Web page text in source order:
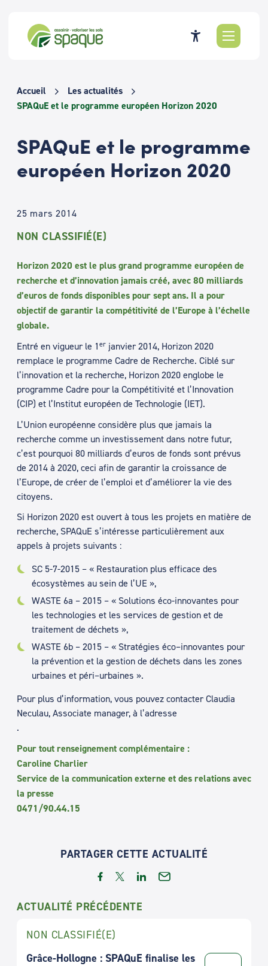
contenu
Accueil
Les actualités
SPAQuE et le programme européen Horizon 2020
SPAQuE et le programme
européen Horizon 2020
25 mars 2014
NON CLASSIFIÉ(E)
Horizon 2020 est le plus grand programme européen de
recherche et d’innovation jamais créé, avec 80 milliards
d’euros de fonds disponibles pour sept ans. Il a pour
objectif de garantir la compétitivité de l’Europe à l’échelle
globale.
Entré en vigueur le 1 er janvier 2014, Horizon 2020
remplace le programme Cadre de Recherche. Ciblé sur
l’innovation et la recherche, Horizon 2020 englobe le
programme Cadre pour la Compétitivité et l’Innovation
(CIP) et l’Institut européen de Technologie (IET).
L’Union européenne considère plus que jamais la
recherche comme un investissement dans notre futur,
c’est pourquoi 80 milliards d’euros de fonds sont prévus
de 2014 à 2020, ceci afin de garantir la croissance de
l’Europe, de créer de l’emploi et d’améliorer la vie des
citoyens.
Si Horizon 2020 est ouvert à tous les projets en matière de
recherche, SPAQuE s’intéresse particulièrement aux
appels à projets suivants :
SC 5-7-2015 – « Restauration plus efficace des
écosystèmes au sein de l’UE »,
WASTE 6a – 2015 – « Solutions éco-innovantes pour
les technologies et les services de gestion et de
traitement de déchets »,
WASTE 6b – 2015 – « Stratégies éco–innovantes pour
la prévention et la gestion de déchets dans les zones
urbaines et péri–urbaines ».
Pour plus d’information, vous pouvez contacter Claudia
Neculau, Associate manager, à l’adresse
.
Pour tout renseignement complémentaire :
Caroline Charlier
Service de la communication externe et des relations avec
la presse
0471/90.44.15
PARTAGER CETTE ACTUALITÉ
ACTUALITÉ PRÉCÉDENTE
NON CLASSIFIÉ(E)
Grâce-Hollogne : SPAQuE finalise les